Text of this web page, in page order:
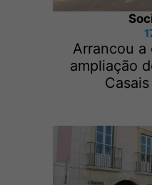
Arrancou a
ampliação